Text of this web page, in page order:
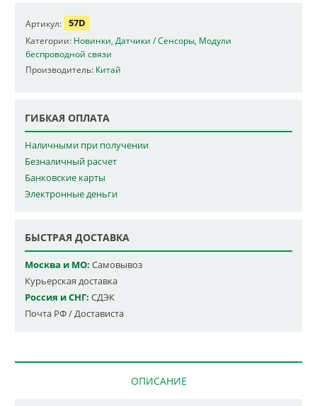
Артикул: 57D
Категории: Новинки Датчики / Сенсоры Модули
беспроводной связи
Производитель: Китай
ГИБКАЯ ОПЛАТА
Наличными при получении
Безналичный расчет
Банковские карты
Электронные деньги
БЫСТРАЯ ДОСТАВКА
Москва и МО: Самовывоз
Курьерская доставка
Россия и СНГ: СДЭК
Почта РФ / Достависта
ОПИСАНИЕ